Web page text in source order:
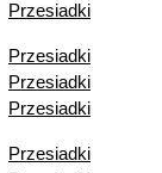
Przesiadki
Przesiadki
Przesiadki
Przesiadki
Przesiadki